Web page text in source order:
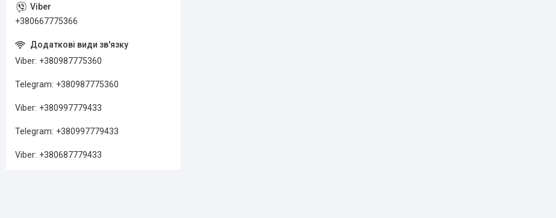
+380667775366
Viber +380987775360
Telegram +380987775360
Viber +380997779433
Telegram +380997779433
Viber +380687779433